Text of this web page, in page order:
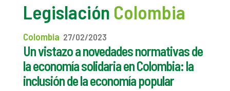
Legislación Colombia
Colombia 27/02/2023
Un vistazo a novedades normativas de
la economía solidaria en Colombia: la
inclusión de la economía popular